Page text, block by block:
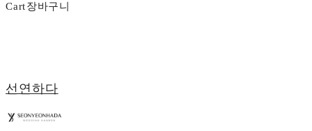
Cart장바구니
선연하다